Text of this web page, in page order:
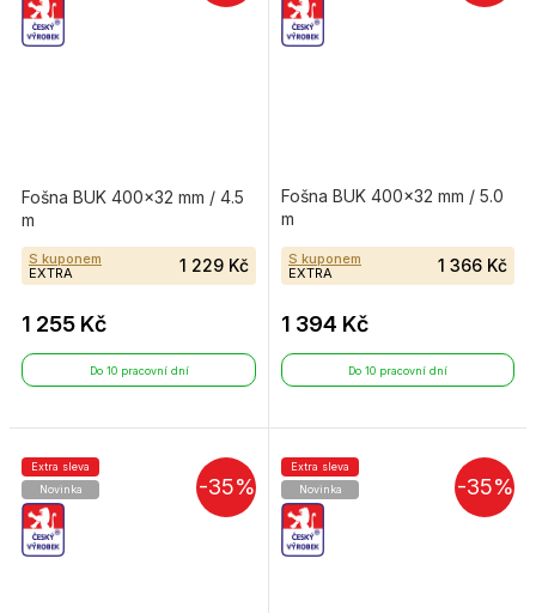
Fošna BUK 400×32 mm / 4.5
m
S kuponem
EXTRA
1 229 Kč
1 255 Kč
Do 10 pracovní dní
Fošna BUK 400×32 mm / 5.0
m
S kuponem
EXTRA
1 366 Kč
1 394 Kč
Do 10 pracovní dní
-35%
Extra sleva
Novinka
-35%
Extra sleva
Novinka